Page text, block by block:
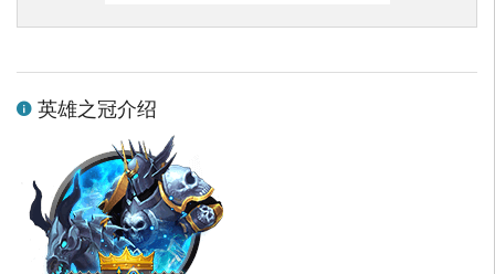
英雄之冠介绍